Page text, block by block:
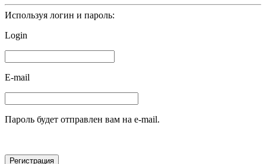
Используя логин и пароль:
Login
E-mail
Пароль будет отправлен вам на e-mail.